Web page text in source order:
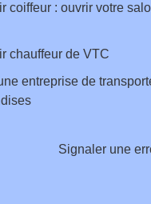
coiffeur : ouvrir votre
chauffeur de VTC
entreprise de
Signaler une